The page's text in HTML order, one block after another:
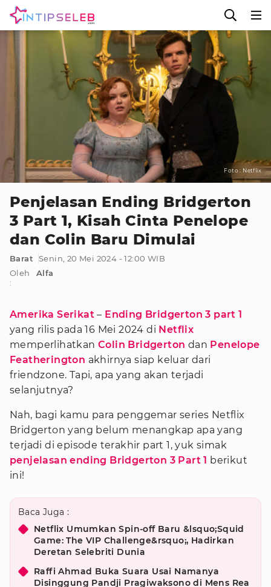
Foto : Netflix
Penjelasan Ending Bridgerton
3 Part 1, Kisah Cinta Penelope
dan Colin Baru Dimulai
Barat
Senin, 20 Mei 2024 - 12:00 WIB
Oleh
:
Alfa
Amerika Serikat – Ending Bridgerton 3 part 1
yang rilis pada 16 Mei 2024 di Netflix
memperlihatkan Colin Bridgerton dan Penelope
Featherington akhirnya siap keluar dari
friendzone. Tapi, apa yang akan terjadi
selanjutnya?
Nah, bagi kamu para penggemar series Netflix
Bridgerton yang belum menangkap apa yang
terjadi di episode terakhir part 1, yuk simak
penjelasan ending Bridgerton 3 Part 1 berikut
ini!
Baca Juga :
Netflix Umumkan Spin-off Baru &lsquo;Squid
Game: The VIP Challenge&rsquo;, Hadirkan
Deretan Selebriti Dunia
Raffi Ahmad Buka Suara Usai Namanya
Disinggung Pandji Pragiwaksono di Mens Rea